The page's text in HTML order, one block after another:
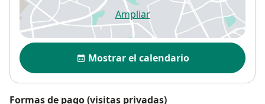
Ampliarse abre en una nueva
Disponibilidad
Mostrar el calendario
Formas de pago (visitas privadas)